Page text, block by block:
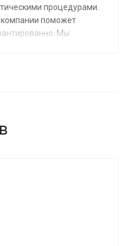
процедурами.
компании поможет
Мы